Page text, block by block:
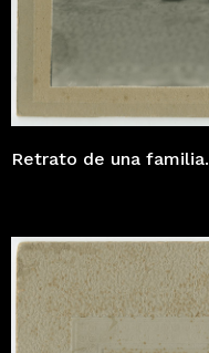
Retrato de una familia.